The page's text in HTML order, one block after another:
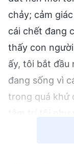
chảy; cảm
cái chết đang
thấy con
ấy, tôi bắt đầu
đang sống vì
trong quá khứ
nghĩ, “Ngày